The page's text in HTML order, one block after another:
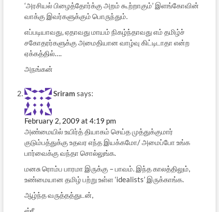
‘அரசியல் பிழைத்தோர்க்கு அறம் கூற்றாகும்’ இளங்கோவின்
வாக்கு இவர்களுக்கும் பொருந்தும்.
எப்படியாவது, ஏதாவது மாயம் நிகழ்ந்தாவது எம் தமிழ்ச்
சகோதரர்களுக்கு அமைதியான வாழ்வு கிட்டிடாதா என்ற
ஏக்கத்தில்….
அநங்கன்
Sriram says:
February 2, 2009 at 4:19 pm
அண்மையில் உயிர்த் தியாகம் செய்த முத்துக்குமார்
குடும்பத்துக்கு உதவர எந்த இயக்கமோ/ அமைப்போ உங்க
பார்வைக்கு வந்தா சொல்லுங்க.
மனசு ரொம்ப பாரமா இருக்கு – பாவம். இந்த காலத்திலும்,
உண்மையான தமிழ் பற்று உள்ள ‘idealists’ இருக்காங்க.
ஆழ்ந்த வருத்தத்துடன்,